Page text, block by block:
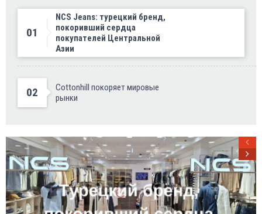
01
NCS Jeans: турецкий бренд,
покоривший сердца
покупателей Центральной
Азии
02
Cottonhill покоряет мировые
рынки